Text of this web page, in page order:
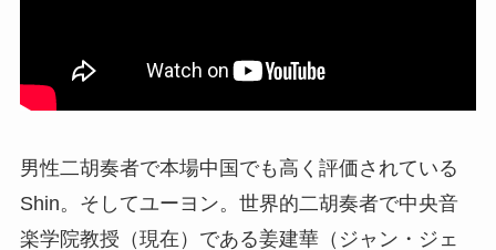
男性二胡奏者で本場中国でも高く評価されている
Shin。そしてユーヨン。世界的二胡奏者で中央音
楽学院教授（現在）である姜建華（ジャン・ジェ